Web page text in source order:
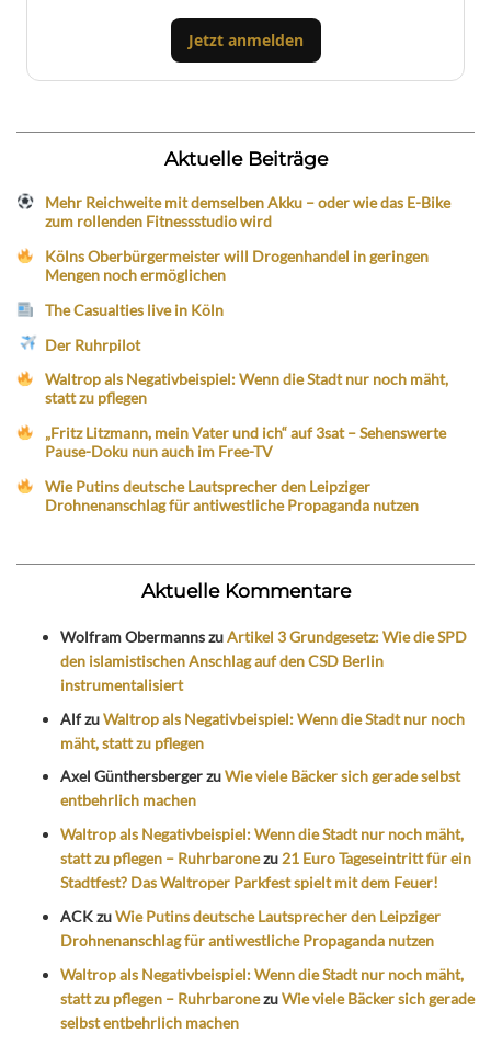
Jetzt anmelden
Aktuelle Beiträge
Mehr Reichweite mit demselben Akku – oder wie das E-Bike
zum rollenden Fitnessstudio wird
Kölns Oberbürgermeister will Drogenhandel in geringen
Mengen noch ermöglichen
The Casualties live in Köln
Der Ruhrpilot
Waltrop als Negativbeispiel: Wenn die Stadt nur noch mäht,
statt zu pflegen
„Fritz Litzmann, mein Vater und ich“ auf 3sat – Sehenswerte
Pause-Doku nun auch im Free-TV
Wie Putins deutsche Lautsprecher den Leipziger
Drohnenanschlag für antiwestliche Propaganda nutzen
Aktuelle Kommentare
Wolfram ObermannszuArtikel 3 Grundgesetz: Wie die SPD
den islamistischen Anschlag auf den CSD Berlin
instrumentalisiert
AlfzuWaltrop als Negativbeispiel: Wenn die Stadt nur noch
mäht, statt zu pflegen
Axel GünthersbergerzuWie viele Bäcker sich gerade selbst
entbehrlich machen
Waltrop als Negativbeispiel: Wenn die Stadt nur noch mäht,
statt zu pflegen – Ruhrbaronezu 21 Euro Tageseintritt für ein
Stadtfest? Das Waltroper Parkfest spielt mit dem Feuer!
ACKzuWie Putins deutsche Lautsprecher den Leipziger
Drohnenanschlag für antiwestliche Propaganda nutzen
Waltrop als Negativbeispiel: Wenn die Stadt nur noch mäht,
statt zu pflegen – RuhrbaronezuWie viele Bäcker sich gerade
selbst entbehrlich machen